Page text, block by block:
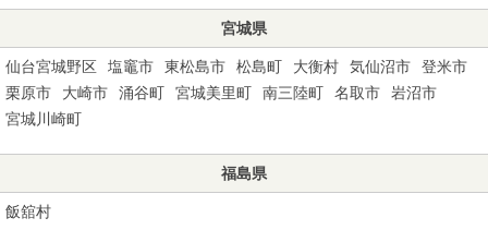
宮城県
仙台宮城野区 塩竈市 東松島市 松島町 大衡村 気仙沼市
登米市
栗原市
大崎市 涌谷町 宮城美里町 南三陸町 名取市
岩沼市
宮城川崎町
福島県
飯舘村